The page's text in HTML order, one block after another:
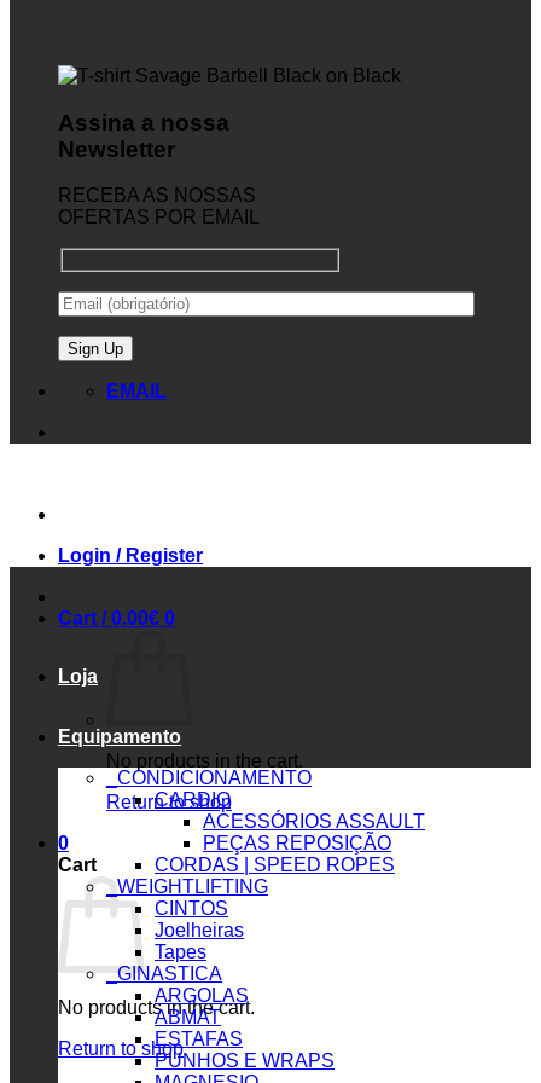
Assina a nossa
Newsletter
RECEBA AS NOSSAS
OFERTAS POR EMAIL
EMAIL
Login / Register
Cart /0.00€ 0
No products in the cart.
Return to shop
0
Cart
No products in the cart.
Return to shop
Loja
Equipamento
_CONDICIONAMENTO
CARDIO
ACESSÓRIOS ASSAULT
PEÇAS REPOSIÇÃO
CORDAS | SPEED ROPES
_WEIGHTLIFTING
CINTOS
Joelheiras
Tapes
_GINASTICA
ARGOLAS
ABMAT
ESTAFAS
PUNHOS E WRAPS